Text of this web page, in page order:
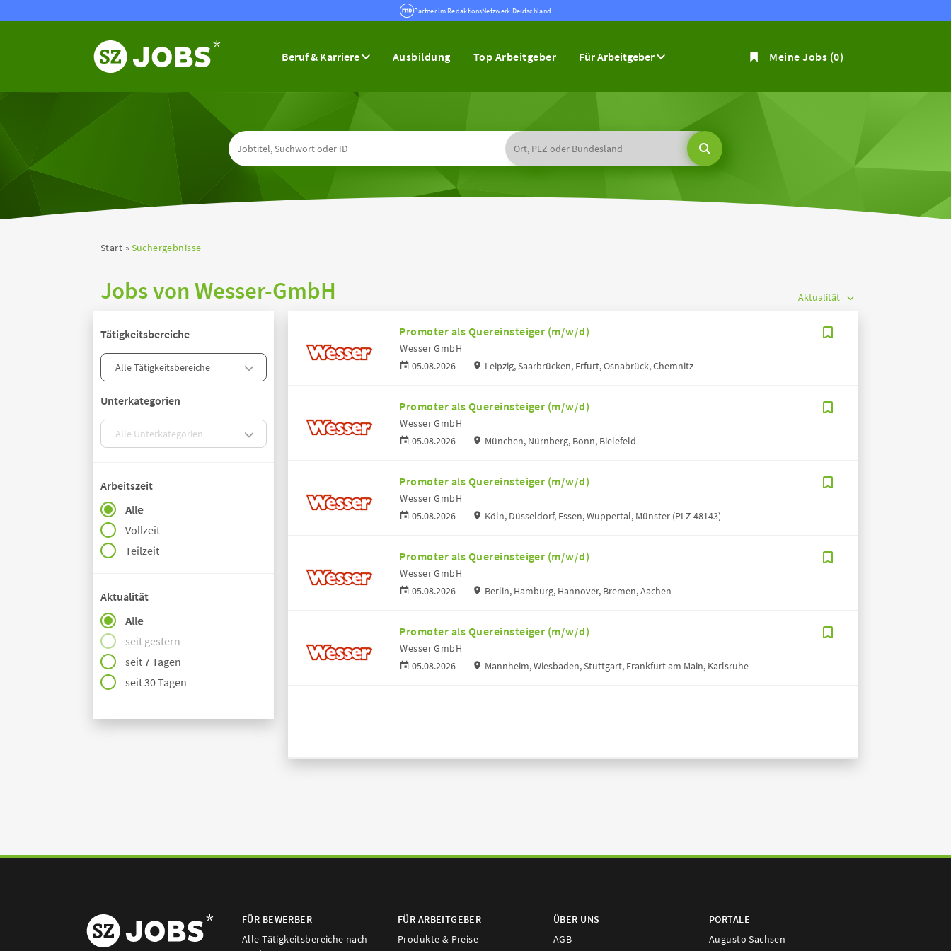
Partner im RedaktionsNetzwerk Deutschland
Beruf & Karriere Ausbildung Top Arbeitgeber Für Arbeitgeber Meine Jobs (0)
Start Suchergebnisse
Jobs von Wesser-GmbH
Tätigkeitsbereiche
Unterkategorien
Arbeitszeit
Alle
Vollzeit
Teilzeit
Aktualität
Alle
seit gestern
seit 7 Tagen
seit 30 Tagen
Promoter als Quereinsteiger (m/w/d)
05.08.2026
Wesser GmbH
Leipzig, Saarbrücken, Erfurt, Osnabrück, Chemnitz
Promoter als Quereinsteiger (m/w/d)
05.08.2026
Wesser GmbH
München, Nürnberg, Bonn, Bielefeld
Promoter als Quereinsteiger (m/w/d)
05.08.2026
Wesser GmbH
Köln, Düsseldorf, Essen, Wuppertal, Münster (PLZ 48143)
Promoter als Quereinsteiger (m/w/d)
05.08.2026
Wesser GmbH
Berlin, Hamburg, Hannover, Bremen, Aachen
Promoter als Quereinsteiger (m/w/d)
05.08.2026
Wesser GmbH
Mannheim, Wiesbaden, Stuttgart, Frankfurt am Main, Karlsruhe
FÜR BEWERBER
Alle Tätigkeitsbereiche nach
FÜR ARBEITGEBER
Produkte & Preise
ÜBER UNS
AGB
PORTALE
Augusto Sachsen